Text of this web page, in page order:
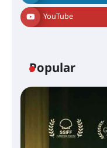
YouTube
Popular